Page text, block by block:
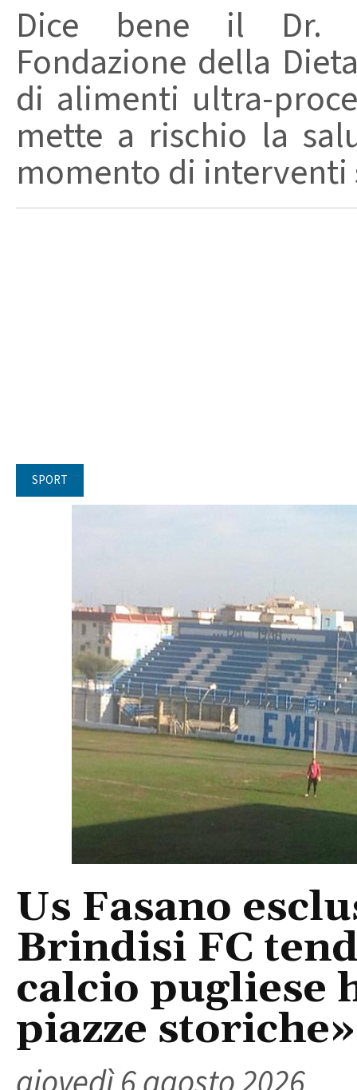
Dice bene il Dr.
Fondazione della
di alimenti ultra-
mette a rischio la
momento di
SPORT
Us Fasano
Brindisi FC
calcio pugliese
piazze storiche»